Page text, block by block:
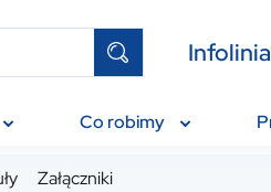
Co robimy
Załączniki